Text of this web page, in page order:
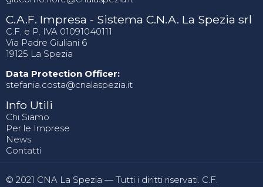
C.A.F. Impresa - Sistema C.N.A. La Spezia srl
C.F. e P. IVA 01091040111
Via Padre Giuliani 6
19125 La Spezia
Data Protection Officer:
stefania.costa@cnalaspezia.it
Info Utili
Chi Siamo
Per le Imprese
News
Contatti
© 2021 CNA La Spezia — Tutti i diritti riservati. C.F.